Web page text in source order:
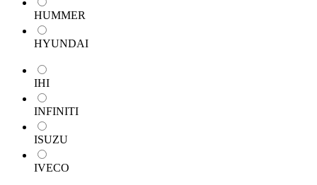
HUMMER
HYUNDAI
IHI
INFINITI
ISUZU
IVECO